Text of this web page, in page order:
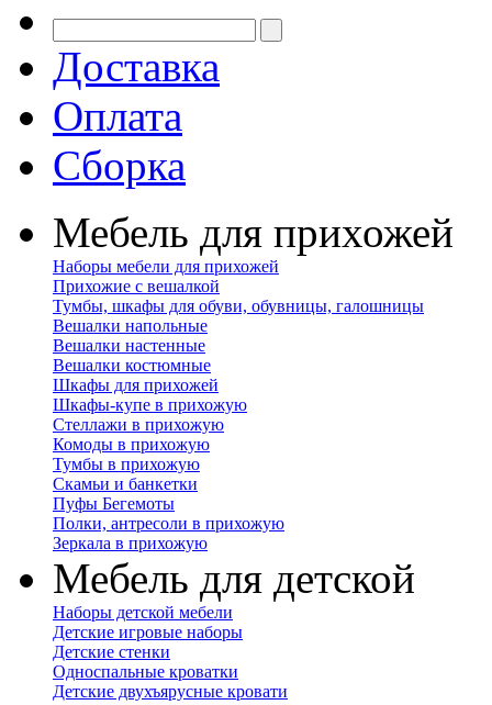
Доставка
Оплата
Сборка
Мебель для прихожей
Наборы мебели для прихожей
Прихожие с вешалкой
Тумбы, шкафы для обуви, обувницы, галошницы
Вешалки напольные
Вешалки настенные
Вешалки костюмные
Шкафы для прихожей
Шкафы-купе в прихожую
Стеллажи в прихожую
Комоды в прихожую
Тумбы в прихожую
Скамьи и банкетки
Пуфы Бегемоты
Полки, антресоли в прихожую
Зеркала в прихожую
Мебель для детской
Наборы детской мебели
Детские игровые наборы
Детские стенки
Односпальные кроватки
Детские двухъярусные кровати